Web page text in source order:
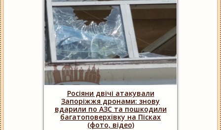
Росіяни двічі атакували
Запоріжжя дронами: знову
вдарили по АЗС та пошкодили
багатоповерхівку на Пісках
(фото, відео)